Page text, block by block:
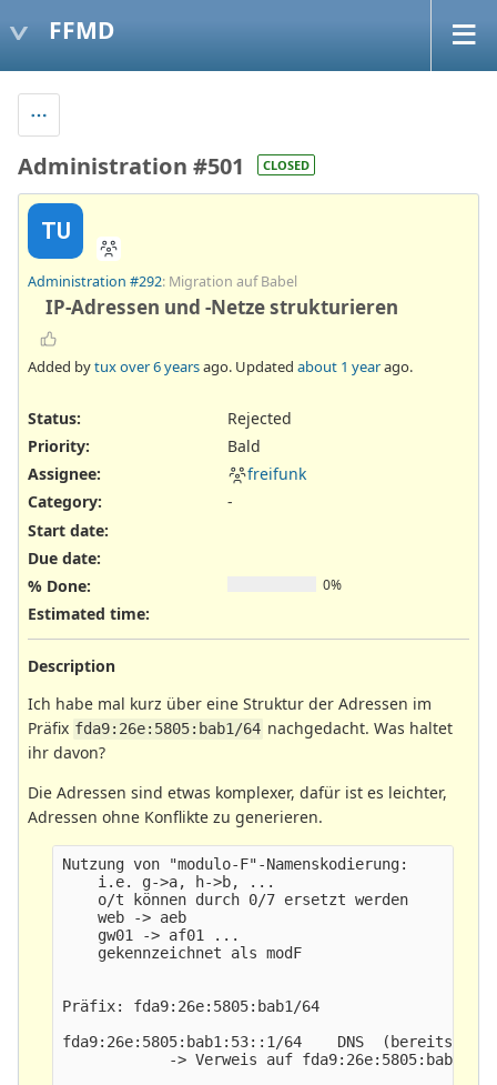
FFMD
Administration #501 CLOSED
TU
Administration #292: Migration auf Babel
IP-Adressen und -Netze strukturieren
Added bytuxover 6 yearsago. Updated about 1 yearago.
Status:
Rejected
Priority:
Bald
Assignee:
freifunk
Category:
-
Start date:
Due date:
% Done:
0%
Estimated time:
Description
Ich habe mal kurz über eine Struktur der Adressen im
Präfix fda9:26e:5805:bab1/64 nachgedacht. Was haltet
ihr davon?
Die Adressen sind etwas komplexer, dafür ist es leichter,
Adressen ohne Konflikte zu generieren.
Nutzung von "modulo-F"-Namenskodierung:
    i.e. g->a, h->b, ...
    o/t können durch 0/7 ersetzt werden
    web -> aeb
    gw01 -> af01 ...
    gekennzeichnet als modF
Präfix: fda9:26e:5805:bab1/64
fda9:26e:5805:bab1:53::1/64    DNS  (bereits fest
-> Verweis auf